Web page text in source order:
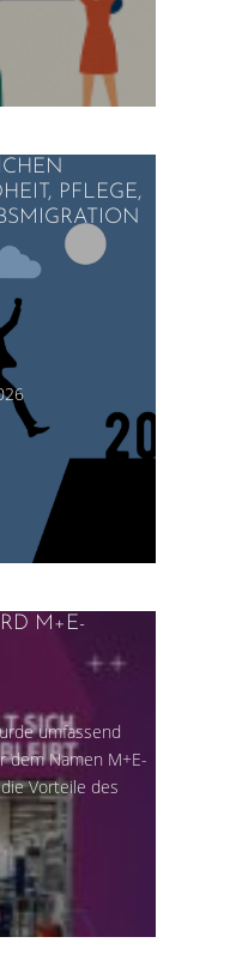
PFLEGE,
M+E-
umfassend
Namen M+E-
Vorteile des